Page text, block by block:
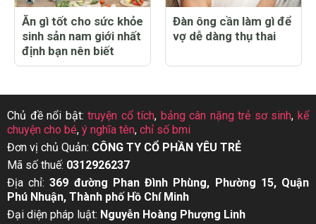
Ăn gì tốt cho sức khỏe
sinh sản nam giới nhất
định bạn nên biết
Đàn ông cần làm gì để
vợ dễ dàng thụ thai
Chủ đề nổi bật:truyện cổ tích, bảng cân nặng trẻ sơ sinh,kể
chuyện cho bé, ý nghĩa tên, chỉ số bmi
Đơn vị chủ Quản: CÔNG TY CỔ PHẦN YÊU TRẺ
Mã số thuế: 0312926237
Địa chỉ:369 đường Phan Đình Phùng, Phường 15, Quận
Phú Nhuận, Thành phố Hồ Chí Minh
Đại diện pháp luật: Nguyễn Hoàng Phượng Linh